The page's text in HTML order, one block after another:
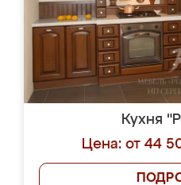
Кухня
Цена: от 44